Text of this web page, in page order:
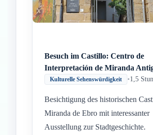
Besuch im Castillo: Centro de
Interpretación de Miranda
Kulturelle Sehenswürdigkeit •1,5
Besichtigung des historischen
Miranda de Ebro mit interessanter
Ausstellung zur Stadtgeschichte.